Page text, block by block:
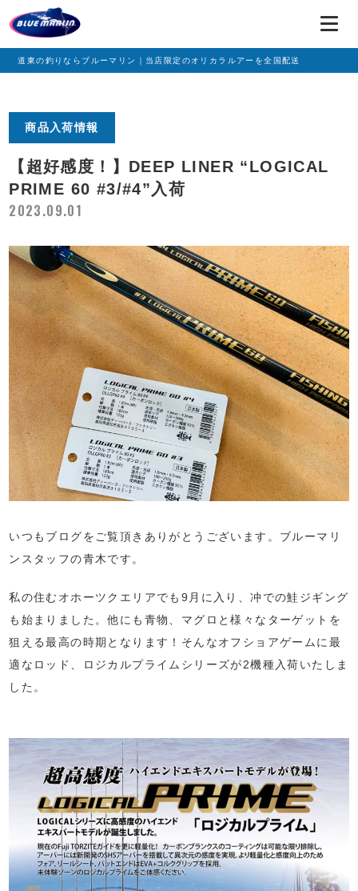
道東の釣りならブルーマリン｜当店限定のオリカラルアーを全国配送
商品入荷情報
【超好感度！】DEEP LINER “LOGICAL
PRIME 60 #3/#4”入荷
2023.09.01
いつもブログをご覧頂きありがとうございます。ブルーマリ
ンスタッフの青木です。
私の住むオホーツクエリアでも9月に入り、冲での鮭ジギング
も始まりました。他にも青物、マグロと様々なターゲットを
狙える最高の時期となります！そんなオフショアゲームに最
適なロッド、ロジカルプライムシリーズが2機種入荷いたしま
した。